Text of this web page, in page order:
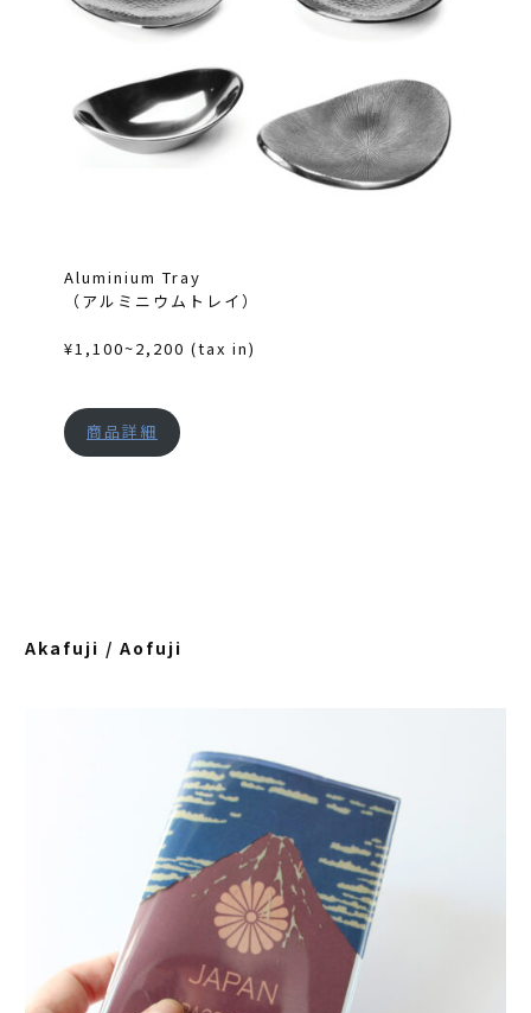
Aluminium Tray
（アルミニウムトレイ）
¥1,100~2,200 (tax in)
商品詳細
Akafuji / Aofuji